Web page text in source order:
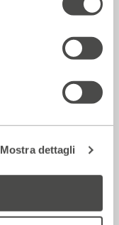
Mostra dettagli